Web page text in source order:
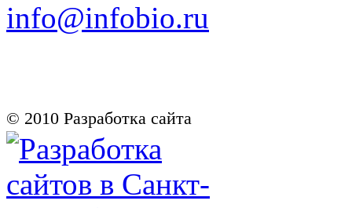
info@infobio.ru
© 2010 Разработка сайта